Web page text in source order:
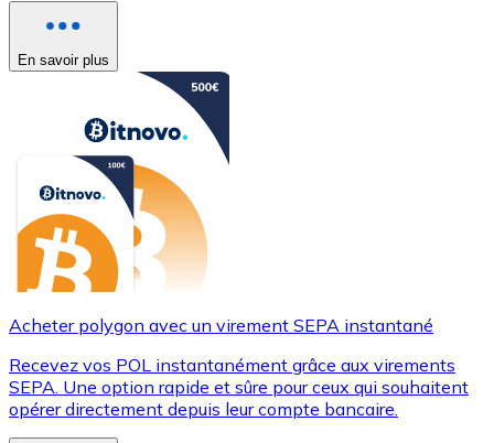
En savoir plus
Acheter polygon avec un virement SEPA instantané
Recevez vos POL instantanément grâce aux virements
SEPA. Une option rapide et sûre pour ceux qui souhaitent
opérer directement depuis leur compte bancaire.